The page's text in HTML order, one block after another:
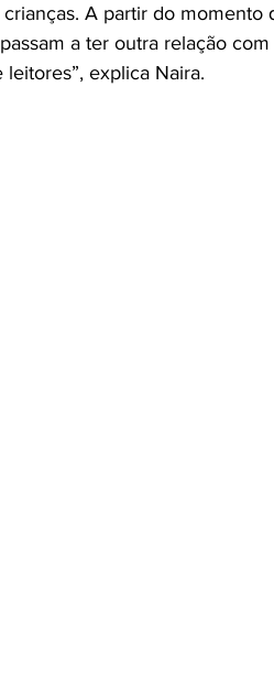
A partir do momento
a ter outra relação
explica Naira.